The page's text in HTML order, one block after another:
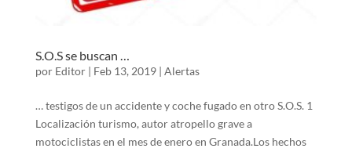
S.O.S se buscan …
por Editor| Feb 13, 2019| Alertas
… testigos de un accidente y coche fugado en otro S.O.S. 1
Localización turismo, autor atropello grave a
motociclistas en el mes de enero en Granada.Los hechos